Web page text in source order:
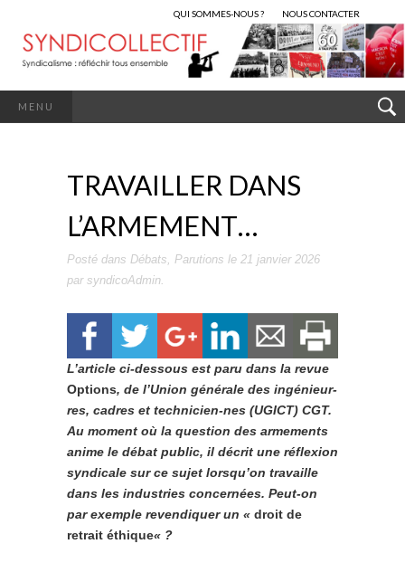
QUI SOMMES-NOUS ? NOUS CONTACTER
MENU
TRAVAILLER DANS
L’ARMEMENT…
Posté dans Débats, Parutions le 21 janvier 2026
par syndicoAdmin.
L’article ci-dessous est paru dans la revue
Options, de l’Union générale des ingénieur-
res, cadres et technicien-nes (UGICT) CGT.
Au moment où la question des armements
anime le débat public, il décrit une réflexion
syndicale sur ce sujet lorsqu’on travaille
dans les industries concernées. Peut-on
par exemple revendiquer un « droit de
retrait éthique« ?